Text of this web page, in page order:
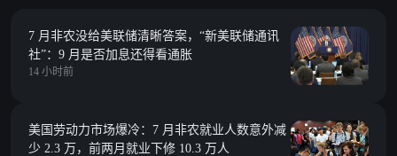
7 月非农没给美联储清晰答案，“新美联储通讯
社”：9 月是否加息还得看通胀
14 小时前
美国劳动力市场爆冷：7 月非农就业人数意外减
少 2.3 万，前两月就业下修 10.3 万人